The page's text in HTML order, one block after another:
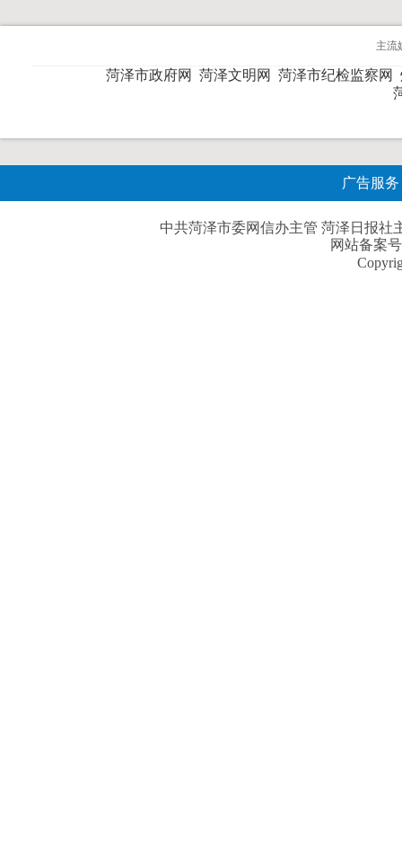
主流
菏泽市政府网 菏泽文明网 菏泽市纪检监察网
广告服务
中共菏泽市委网信办主管 菏泽日报社
网站备案